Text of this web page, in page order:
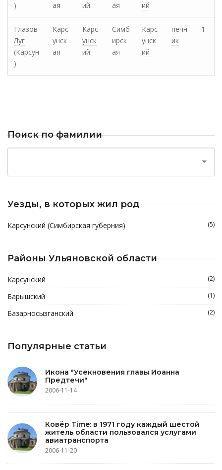
)
ая
ий
ая
ий
Глазов
Луг
(Карсун
)
Карс
унск
ая
Карс
унск
ий
Симб
ирск
ая
Карс
унск
ий
печн
ик
1
Поиск по фамилии
Уезды, в которых жил род
Карсунский (Симбирская губерния) (5)
Районы Ульяновской области
Карсунский (2)
Барышский (1)
Базарносызганский (2)
Популярные статьи
Икона "Усекновения главы Иоанна
Предтечи"
2006-11-14
Ковёр Time: в 1971 году каждый шестой
житель области пользовался услугами
авиатранспорта
2006-11-20